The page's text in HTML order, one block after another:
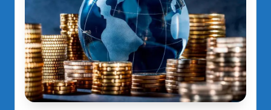
di
c
o
O
fi